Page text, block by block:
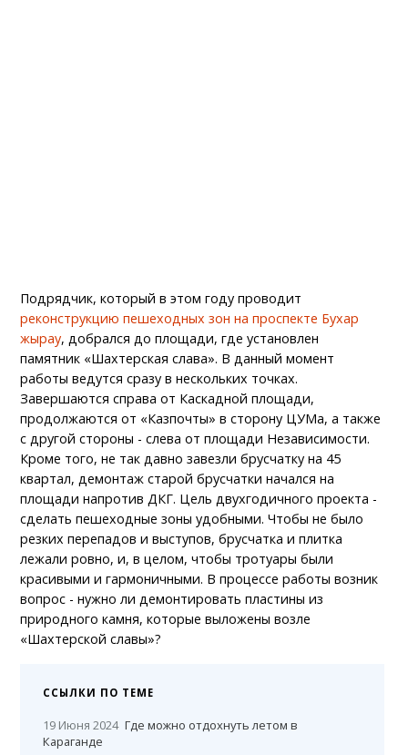
Подрядчик, который в этом году проводит
реконструкцию пешеходных зон на проспекте Бухар
жырау, добрался до площади, где установлен
памятник «Шахтерская слава». В данный момент
работы ведутся сразу в нескольких точках.
Завершаются справа от Каскадной площади,
продолжаются от «Казпочты» в сторону ЦУМа, а также
с другой стороны - слева от площади Независимости.
Кроме того, не так давно завезли брусчатку на 45
квартал, демонтаж старой брусчатки начался на
площади напротив ДКГ. Цель двухгодичного проекта -
сделать пешеходные зоны удобными. Чтобы не было
резких перепадов и выступов, брусчатка и плитка
лежали ровно, и, в целом, чтобы тротуары были
красивыми и гармоничными. В процессе работы возник
вопрос - нужно ли демонтировать пластины из
природного камня, которые выложены возле
«Шахтерской славы»?
ССЫЛКИ ПО ТЕМЕ
19 Июня 2024 Где можно отдохнуть летом в
Караганде